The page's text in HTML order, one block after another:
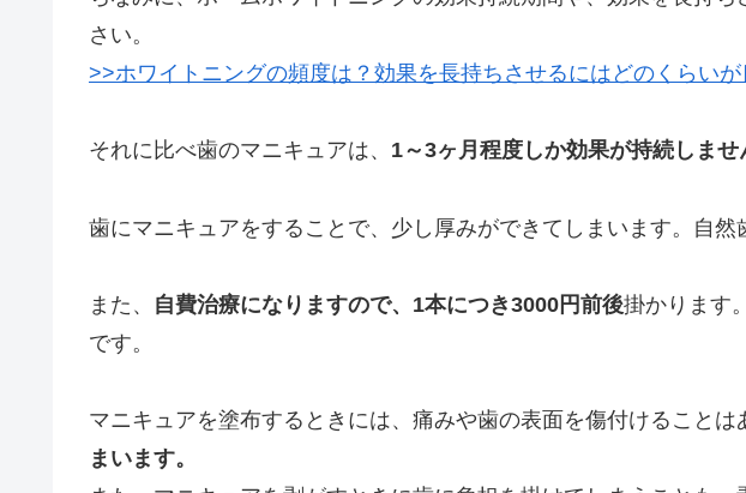
さい。
>>ホワイトニングの頻度は？効果を長持ちさせるにはどのくらい
それに比べ歯のマニキュアは、 1～3ヶ月程度しか効果が持続しませ
歯にマニキュアをすることで、少し厚みができてしまいます。自
また、 自費治療になりますので、1本につき3000円前後掛かります
です。
マニキュアを塗布するときには、痛みや歯の表面を傷付けることは
まいます。